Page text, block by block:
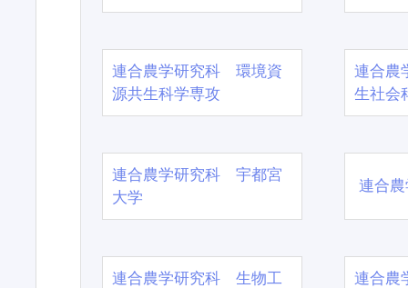
連合農学研究科 環境資
源共生科学専攻
連合農
生社会
連合農学研究科 宇都宮
大学
連合
連合農学研究科 生物工
連合農